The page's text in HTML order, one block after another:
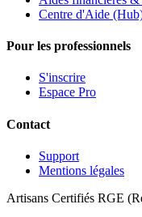
Centre d'Aide
Pour les professionnels
S'inscrire
Espace Pro
Contact
Support
Mentions légales
Artisans Certifiés RGE